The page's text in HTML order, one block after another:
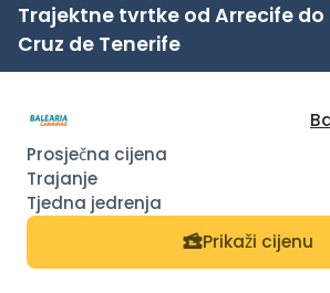
Trajektne tvrtke od Arrecife do
Cruz de Tenerife
Prikaži cijenu